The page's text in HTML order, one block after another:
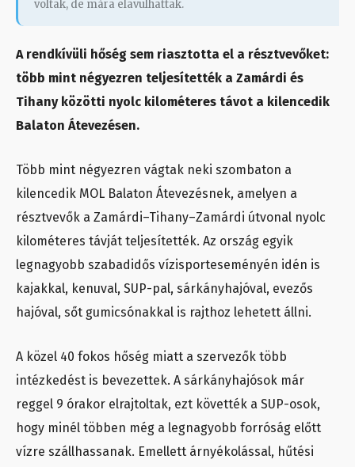
voltak, de mára elavulhattak.
A rendkívüli hőség sem riasztotta el a résztvevőket:
több mint négyezren teljesítették a Zamárdi és
Tihany közötti nyolc kilométeres távot a kilencedik
Balaton Átevezésen.
Több mint négyezren vágtak neki szombaton a
kilencedik MOL Balaton Átevezésnek, amelyen a
résztvevők a Zamárdi–Tihany–Zamárdi útvonal nyolc
kilométeres távját teljesítették. Az ország egyik
legnagyobb szabadidős vízisporteseményén idén is
kajakkal, kenuval, SUP-pal, sárkányhajóval, evezős
hajóval, sőt gumicsónakkal is rajthoz lehetett állni.
A közel 40 fokos hőség miatt a szervezők több
intézkedést is bevezettek. A sárkányhajósok már
reggel 9 órakor elrajtoltak, ezt követték a SUP-osok,
hogy minél többen még a legnagyobb forróság előtt
vízre szállhassanak. Emellett árnyékolással, hűtési